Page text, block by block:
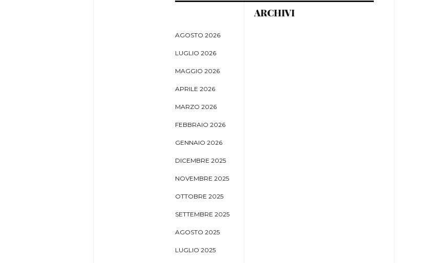
ARCHIVI
AGOSTO 2026
LUGLIO 2026
MAGGIO 2026
APRILE 2026
MARZO 2026
FEBBRAIO 2026
GENNAIO 2026
DICEMBRE 2025
NOVEMBRE 2025
OTTOBRE 2025
SETTEMBRE 2025
AGOSTO 2025
LUGLIO 2025